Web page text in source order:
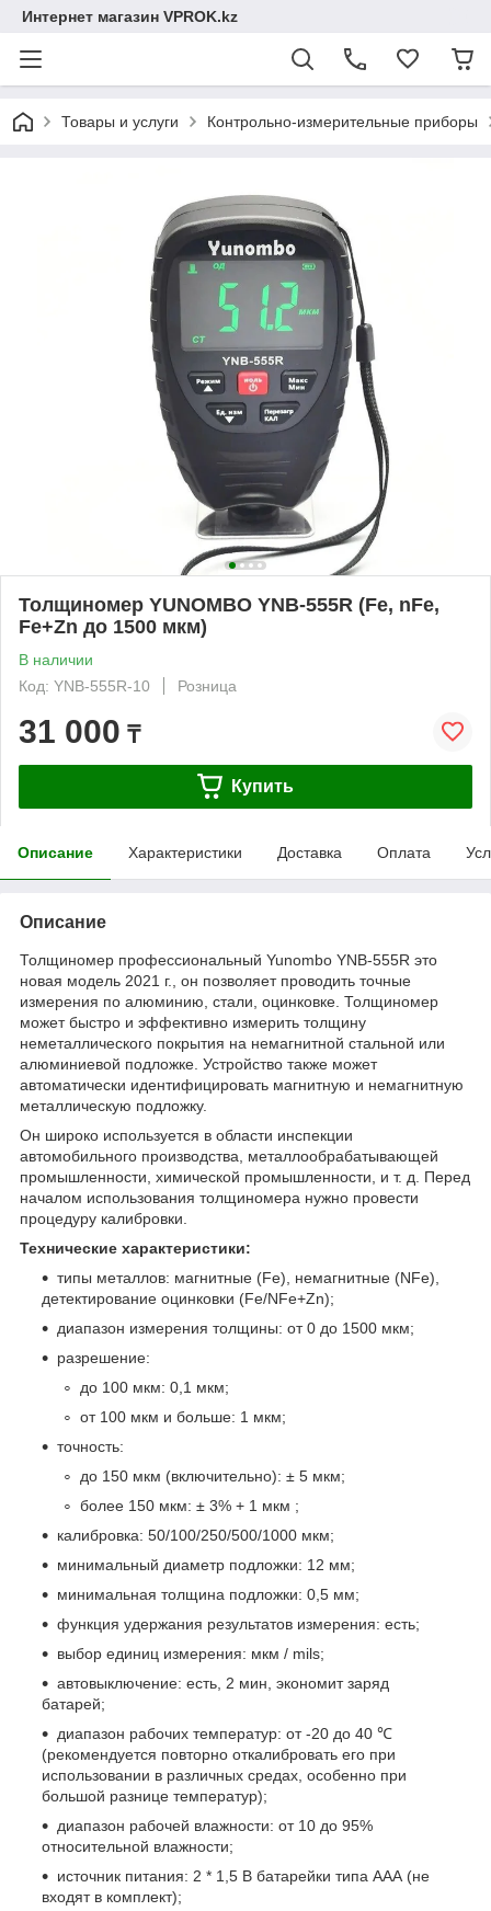
Интернет магазин VPROK.kz
Товары и услуги Контрольно-измерительные приборы
Толщиномер YUNOMBO YNB-555R (Fe, nFe,
Fe+Zn до 1500 мкм)
В наличии
Код: YNB-555R-10
Розница
31 000 ₸
Купить
Описание Характеристики Доставка Оплата
Описание
Толщиномер профессиональный Yunombo YNB-555R это
новая модель 2021 г., он позволяет проводить точные
измерения по алюминию, стали, оцинковке. Толщиномер
может быстро и эффективно измерить толщину
неметаллического покрытия на немагнитной стальной или
алюминиевой подложке. Устройство также может
автоматически идентифицировать магнитную и немагнитную
металлическую подложку.
Он широко используется в области инспекции
автомобильного производства, металлообрабатывающей
промышленности, химической промышленности, и т. д. Перед
началом использования толщиномера нужно провести
процедуру калибровки.
Технические характеристики:
типы металлов: магнитные (Fe), немагнитные (NFe),
детектирование оцинковки (Fe/NFe+Zn);
диапазон измерения толщины: от 0 до 1500 мкм;
разрешение:
до 100 мкм: 0,1 мкм;
от 100 мкм и больше: 1 мкм;
точность:
до 150 мкм (включительно): ± 5 мкм;
более 150 мкм: ± 3% + 1 мкм ;
калибровка: 50/100/250/500/1000 мкм;
минимальный диаметр подложки: 12 мм;
минимальная толщина подложки: 0,5 мм;
функция удержания результатов измерения: есть;
выбор единиц измерения: мкм / mils;
автовыключение: есть, 2 мин, экономит заряд
батарей;
диапазон рабочих температур: от -20 до 40 ℃
(рекомендуется повторно откалибровать его при
использовании в различных средах, особенно при
большой разнице температур);
диапазон рабочей влажности: от 10 до 95%
относительной влажности;
источник питания: 2 * 1,5 В батарейки типа ААА (не
входят в комплект);